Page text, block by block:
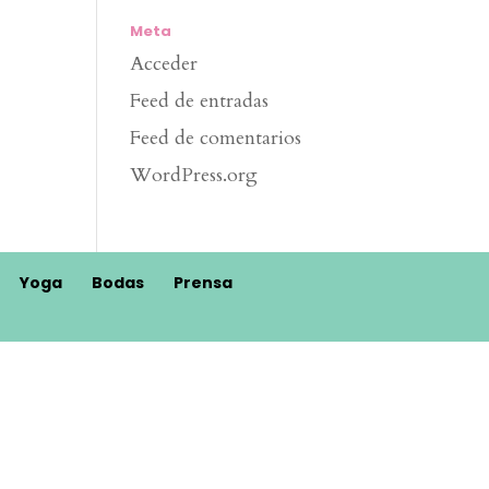
Meta
Acceder
Feed de entradas
Feed de comentarios
WordPress.org
Yoga Bodas
Prensa